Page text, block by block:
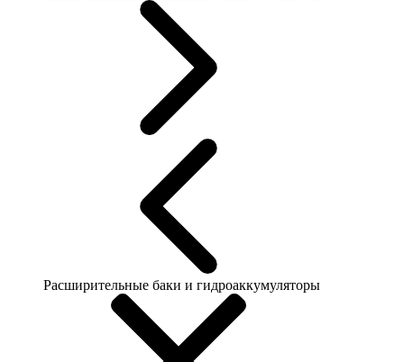
Расширительные баки и гидроаккумуляторы